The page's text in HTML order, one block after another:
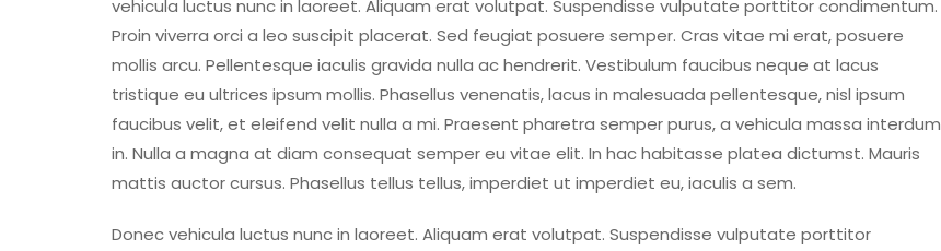
vehicula luctus nunc in laoreet. Aliquam erat volutpat. Suspendisse vulputate porttitor condimentum.
Proin viverra orci a leo suscipit placerat. Sed feugiat posuere semper. Cras vitae mi erat, posuere
mollis arcu. Pellentesque iaculis gravida nulla ac hendrerit. Vestibulum faucibus neque at lacus
tristique eu ultrices ipsum mollis. Phasellus venenatis, lacus in malesuada pellentesque, nisl ipsum
faucibus velit, et eleifend velit nulla a mi. Praesent pharetra semper purus, a vehicula massa interdum
in. Nulla a magna at diam consequat semper eu vitae elit. In hac habitasse platea dictumst. Mauris
mattis auctor cursus. Phasellus tellus tellus, imperdiet ut imperdiet eu, iaculis a sem.
Donec vehicula luctus nunc in laoreet. Aliquam erat volutpat. Suspendisse vulputate porttitor